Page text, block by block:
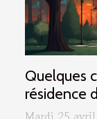
Quelques
résidence